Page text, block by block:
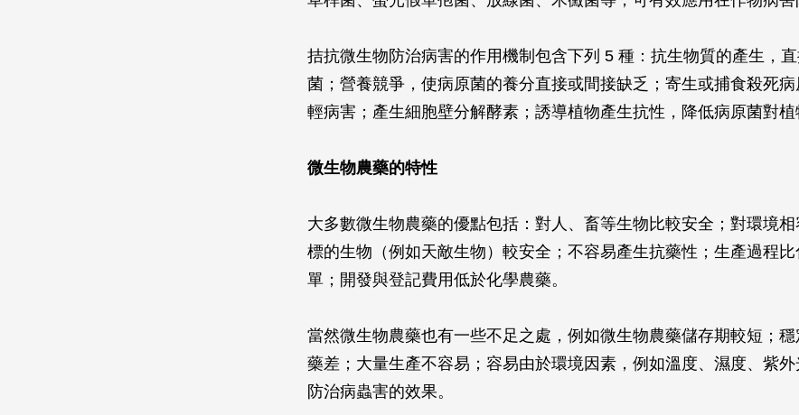
拮抗微生物防治病害的作用機制包含下列 5 種：抗生物質的產生，
菌；營養競爭，使病原菌的養分直接或間接缺乏；寄生或捕食殺死
輕病害；產生細胞壁分解酵素；誘導植物產生抗性，降低病原菌對植
微生物農藥的特性
大多數微生物農藥的優點包括：對人、畜等生物比較安全；對環境
標的生物（例如天敵生物）較安全；不容易產生抗藥性；生產過程
單；開發與登記費用低於化學農藥。
當然微生物農藥也有一些不足之處，例如微生物農藥儲存期較短；
藥差；大量生產不容易；容易由於環境因素，例如溫度、濕度、紫
防治病蟲害的效果。